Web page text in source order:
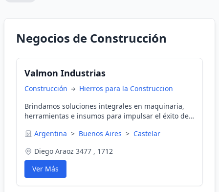
Negocios de Construcción
Valmon Industrias
Construcción
Hierros para la Construccion
Brindamos soluciones integrales en maquinaria,
herramientas e insumos para impulsar el éxito de
Argentina > Buenos Aires > Castelar
Diego Araoz 3477 , 1712
Ver Más